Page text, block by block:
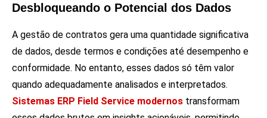
Desbloqueando o Potencial dos Dados
A gestão de contratos gera uma quantidade significativa
de dados, desde termos e condições até desempenho e
conformidade. No entanto, esses dados só têm valor
quando adequadamente analisados e interpretados.
Sistemas ERP Field Service modernos transformam